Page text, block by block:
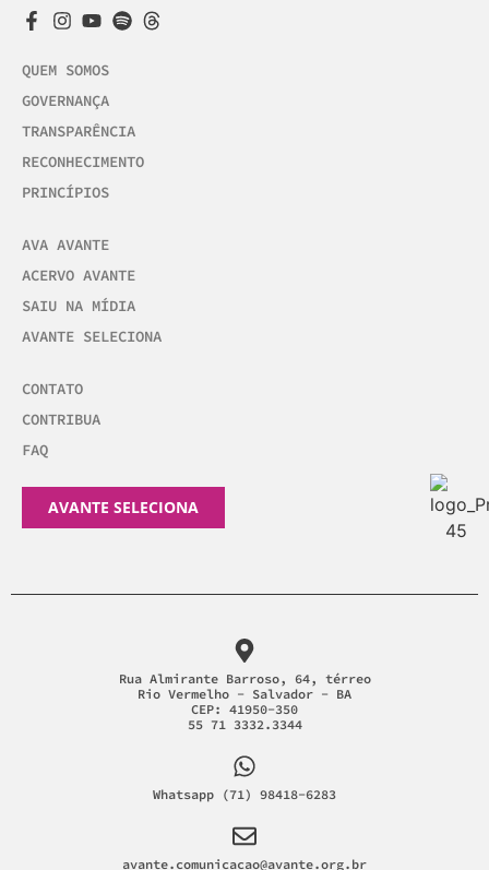
QUEM SOMOS
GOVERNANÇA
TRANSPARÊNCIA
RECONHECIMENTO
PRINCÍPIOS
AVA AVANTE
ACERVO AVANTE
SAIU NA MÍDIA
AVANTE SELECIONA
CONTATO
CONTRIBUA
FAQ
AVANTE SELECIONA
Rua Almirante Barroso, 64, térreo
Rio Vermelho - Salvador - BA
CEP: 41950-350
55 71 3332.3344
Whatsapp (71) 98418-6283
avante.comunicacao@avante.org.br